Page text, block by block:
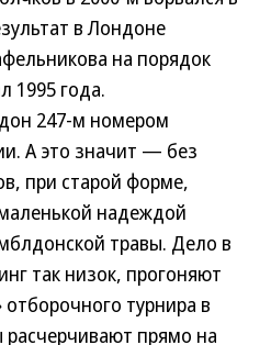
в Лондоне
на порядок
1995 года.
247-м номером
А это значит — без
при старой форме,
надеждой
травы. Дело в
так низок, прогоняют
турнира в
расчерчивают прямо на